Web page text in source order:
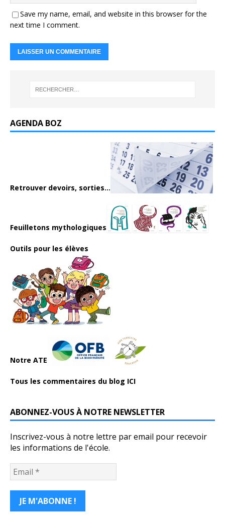
Save my name, email, and website in this browser for the
next time I comment.
AGENDA BOZ
Retrouver devoirs, sorties...
Feuilletons mythologiques
Outils pour les élèves
Notre ATE
Tous les commentaires du blog ICI
ABONNEZ-VOUS À NOTRE NEWSLETTER
Inscrivez-vous à notre lettre par email pour recevoir
les informations de l'école.